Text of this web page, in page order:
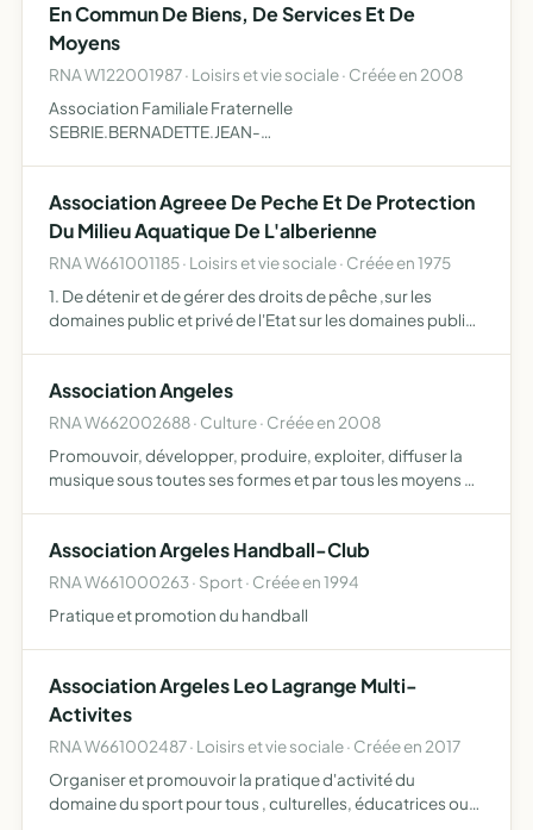
En Commun De Biens, De Services Et De
Moyens
RNA W122001987 · Loisirs et vie sociale · Créée en 2008
Association Familiale Fraternelle
SEBRIE.BERNADETTE.JEAN-
d'utilisation de biens, de services et de moyens, divers et
variés, e…
Association Agreee De Peche Et De Protection
Du Milieu Aquatique De L'alberienne
RNA W661001185 · Loisirs et vie sociale · Créée en 1975
1. De détenir et de gérer des droits de pêche ,sur les
domaines public et privé de l'Etat sur les domaines public
Association Angeles
RNA W662002688 · Culture · Créée en 2008
Promouvoir, développer, produire, exploiter, diffuser la
musique sous toutes ses formes et par tous les moyens de
Association Argeles Handball-Club
RNA W661000263 · Sport · Créée en 1994
Pratique et promotion du handball
Association Argeles Leo Lagrange Multi-
Activites
RNA W661002487 · Loisirs et vie sociale · Créée en 2017
Organiser et promouvoir la pratique d'activité du
domaine du sport pour tous , culturelles, éducatrices ou